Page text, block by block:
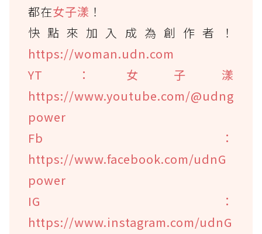
都在女子漾 ！
快點來加入成為創作者！
https://woman.udn.com
YT：女子漾
https://www.youtube.com/@udng
power
Fb：
https://www.facebook.com/udnG
power
IG：
https://www.instagram.com/udnG